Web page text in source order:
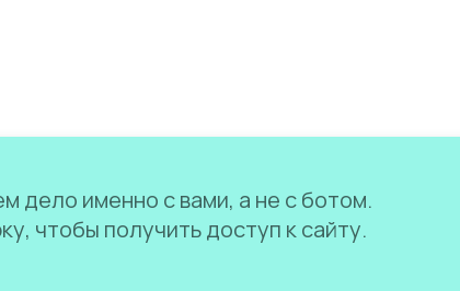
дело именно с вами, а не с ботом.
чтобы получить доступ к сайту.